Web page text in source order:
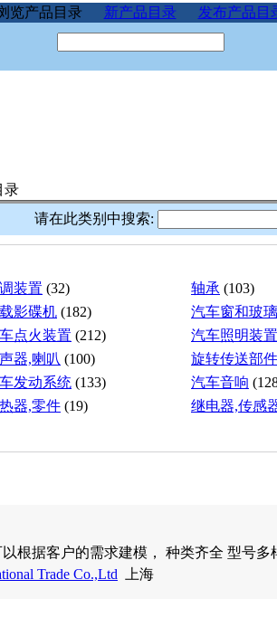
览产品目录 新产品目录 发布产品目
录
请在此类别中搜索:
装置 (32) 轴承 (103)
影碟机 (182) 汽车窗和玻璃
点火装置 (212) 汽车照明装置
器,喇叭 (100) 旋转传送部件
发动系统 (133) 汽车音响
器,零件 (19) 继电器,传感
以根据客户的需求建模， 种类齐全 型号多
Trade Co.,Ltd 上海